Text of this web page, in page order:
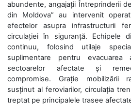
abundente, angajații Întreprinderii
din Moldova” au intervenit
efectelor asupra infrastructurii
circulației în siguranță. Echipele
continuu, folosind utilaje
suplimentare pentru evacuarea
sectoarelor afectate și
compromise. Grație mobilizării
susținut al feroviarilor, circulația
treptat pe principalele trasee